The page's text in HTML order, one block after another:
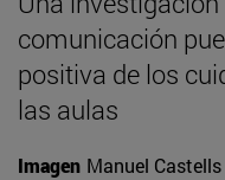
comunicación
positiva de los
las aulas
Imagen Manuel Castells